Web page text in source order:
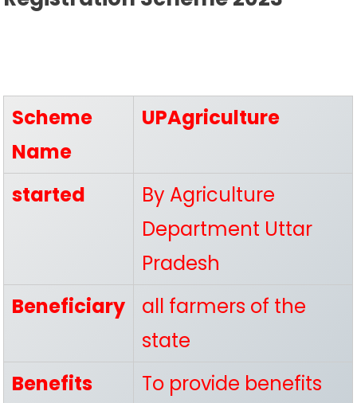
Scheme
Name
UPAgriculture
started
By Agriculture
Department Uttar
Pradesh
Beneficiary
all farmers of the
state
Benefits
To provide benefits